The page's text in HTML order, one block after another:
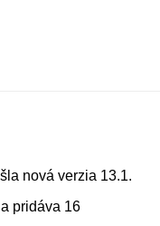
nová verzia 13.1.
pridáva 16